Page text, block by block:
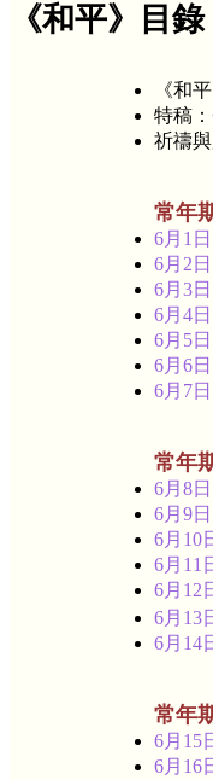
《和平》目錄
《和
特稿：
祈禱與
常年
6月1日
6月2日
6月3日
6月4日
6月5日
6月6日
6月7日
常年
6月8日
6月9日
6月10
6月11
6月12
6月13
6月14
常年
6月15
6月16